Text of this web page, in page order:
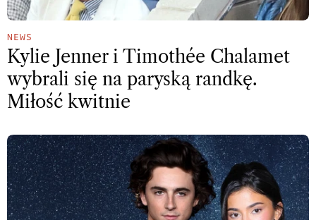
NEWS
Kylie Jenner i Timothée Chalamet
wybrali się na paryską randkę.
Miłość kwitnie